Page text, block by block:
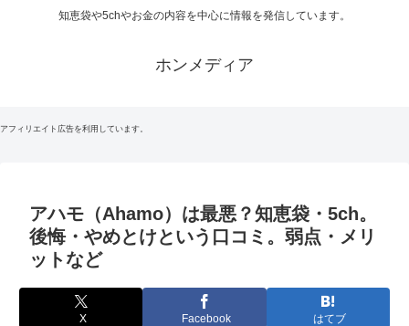
知恵袋や5chやお金の内容を中心に情報を発信しています。
ホンメディア
アフィリエイト広告を利用しています。
アハモ（Ahamo）は最悪？知恵袋・5ch。
後悔・やめとけという口コミ。弱点・メリ
ットなど
X Facebook はてブ